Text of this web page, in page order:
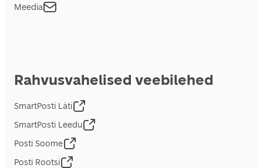
Meedia
Rahvusvahelised veebilehed
SmartPosti Läti
SmartPosti Leedu
Posti Soome
Posti Rootsi